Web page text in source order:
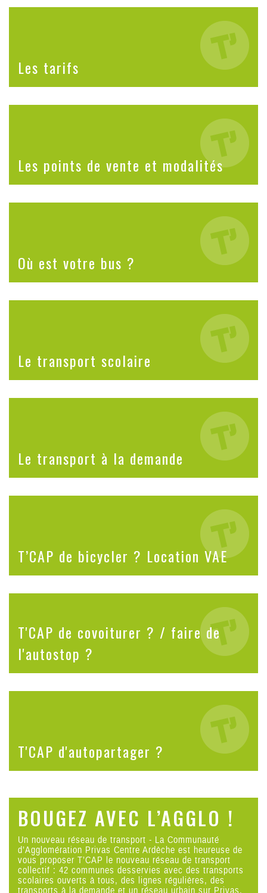
Les tarifs
Les points de vente et modalités
Où est votre bus ?
Le transport scolaire
Le transport à la demande
T’CAP de bicycler ? Location VAE
T'CAP de covoiturer ? / faire de
l'autostop ?
T'CAP d'autopartager ?
BOUGEZ AVEC L’AGGLO !
Un nouveau réseau de transport - La Communauté
d’Agglomération Privas Centre Ardèche est heureuse de
vous proposer T’CAP le nouveau réseau de transport
collectif : 42 communes desservies avec des transports
scolaires ouverts à tous, des lignes régulières, des
transports à la demande et un réseau urbain sur Privas,